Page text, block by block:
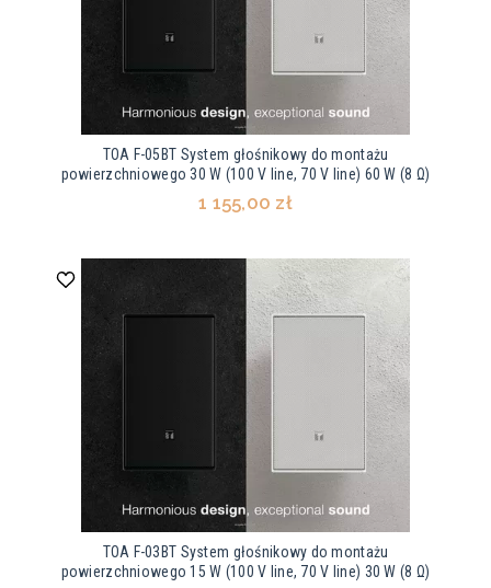
TOA F-05BT System głośnikowy do montażu
powierzchniowego 30 W (100 V line, 70 V line) 60 W (8 Ω)
1 155,00 zł
TOA F-03BT System głośnikowy do montażu
powierzchniowego 15 W (100 V line, 70 V line) 30 W (8 Ω)